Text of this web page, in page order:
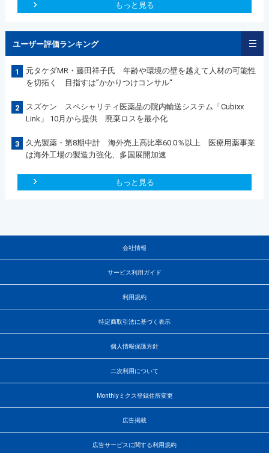
もっと見る
ユーザー評価ランキング
1
元タケダMR・藤田祥子氏 年齢や環境の壁を越えて人材の可能性
を切拓く 目指すは”かかりつけコンサル“
2
スズケン スペシャリティ医薬品の院内輸送システム「Cubixx
Link」 10月から提供 廃棄ロスを最小化
3
久光製薬・第8期中計 海外売上高比率60.0％以上 医療用薬事業
は海外工場の製造力強化、多国展開加速
もっと見る
会社情報
サービス利用ガイド
利用規約
特定商取引法に基づく表示
個人情報保護方針
二次利用について
Monthlyミクス登録住所変更
広告掲載
広告サービスに関する利用規約